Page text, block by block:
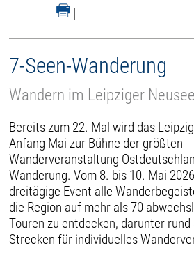
|
7-Seen-Wanderung
Wandern im Leipziger
Bereits zum 22. Mal wird das
Anfang Mai zur Bühne der größten
Wanderveranstaltung
Wanderung. Vom 8. bis 10. Mai
dreitägige Event alle
die Region auf mehr als 70
Touren zu entdecken, darunter
Strecken für individuelles